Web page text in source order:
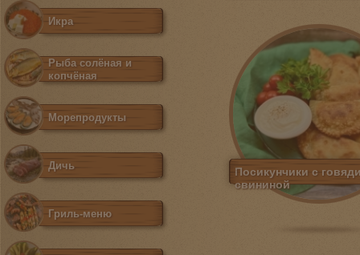
Посикунчики с
свининой
Икра
Рыба солёная и
копчёная
Морепродукты
Дичь
Гриль-меню